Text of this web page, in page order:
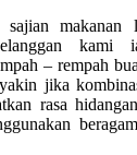
sajian makanan
kami
– rempah
jika
rasa